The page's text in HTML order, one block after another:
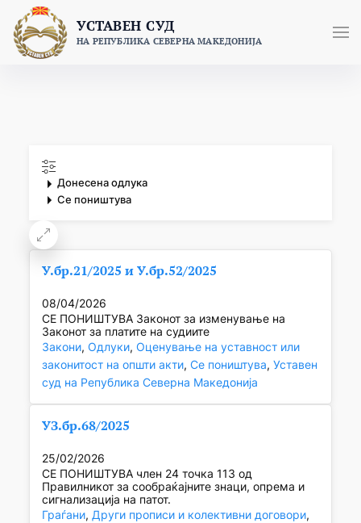
content
УСТАВЕН СУД
НА РЕПУБЛИКА СЕВЕРНА МАКЕДОНИЈА
Донесена одлука
Се поништува
У.бр.21/2025 и У.бр.52/2025
08/04/2026
СЕ ПОНИШТУВА Законот за изменување на
Законот за платите на судиите
Закони, Одлуки, Оценување на уставност или
законитост на општи акти, Се поништува, Уставен
суд на Република Северна Македонија
УЗ.бр.68/2025
25/02/2026
СЕ ПОНИШТУВА член 24 точка 113 од
Правилникот за сообраќајните знаци, опрема и
сигнализација на патот.
Граѓани, Други прописи и колективни договори